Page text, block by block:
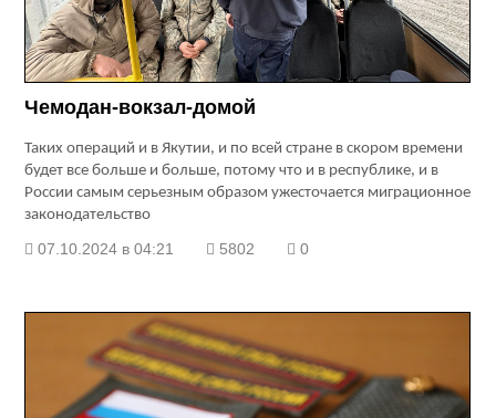
Чемодан-вокзал-домой
Таких операций и в Якутии, и по всей стране в скором времени
будет все больше и больше, потому что и в республике, и в
России самым серьезным образом ужесточается миграционное
законодательство
07.10.2024 в 04:21 5802 0